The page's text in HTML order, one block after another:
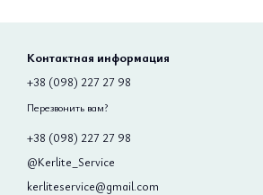
Контактная информация
+38 (098) 227 27 98
Перезвонить вам?
+38 (098) 227 27 98
@Kerlite_Service
kerliteservice@gmail.com